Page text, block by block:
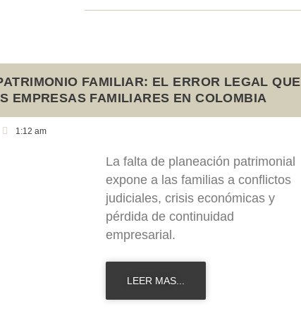
FAMILIAR: EL ERROR LEGAL QUE
EMPRESAS FAMILIARES EN COLOMBIA
1:12 am
La falta de planeación patrimonial
expone a las familias a conflictos
judiciales, crisis económicas y
pérdida de continuidad
empresarial.
LEER MAS...